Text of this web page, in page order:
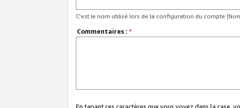
C'est le nom utilisé lors de la configuration du compte
Commentaires : *